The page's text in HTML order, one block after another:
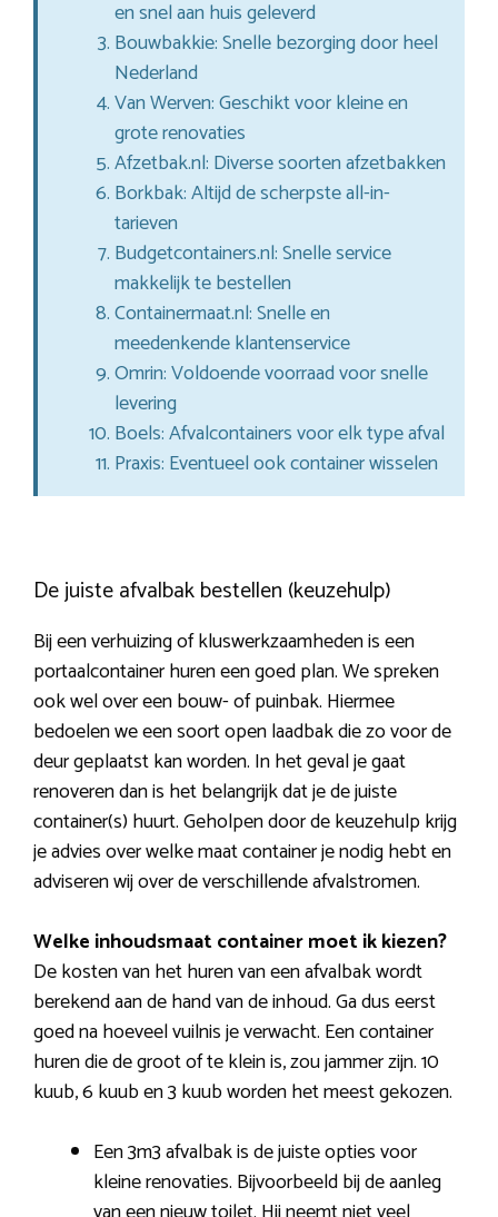
en snel aan huis geleverd
Bouwbakkie: Snelle bezorging door heel
Nederland
Van Werven: Geschikt voor kleine en
grote renovaties
Afzetbak.nl: Diverse soorten afzetbakken
Borkbak: Altijd de scherpste all-in-
tarieven
Budgetcontainers.nl: Snelle service
makkelijk te bestellen
Containermaat.nl: Snelle en
meedenkende klantenservice
Omrin: Voldoende voorraad voor snelle
levering
Boels: Afvalcontainers voor elk type afval
Praxis: Eventueel ook container wisselen
De juiste afvalbak bestellen (keuzehulp)
Bij een verhuizing of kluswerkzaamheden is een
portaalcontainer huren een goed plan. We spreken
ook wel over een bouw- of puinbak. Hiermee
bedoelen we een soort open laadbak die zo voor de
deur geplaatst kan worden. In het geval je gaat
renoveren dan is het belangrijk dat je de juiste
container(s) huurt. Geholpen door de keuzehulp krijg
je advies over welke maat container je nodig hebt en
adviseren wij over de verschillende afvalstromen.
Welke inhoudsmaat container moet ik kiezen?
De kosten van het huren van een afvalbak wordt
berekend aan de hand van de inhoud. Ga dus eerst
goed na hoeveel vuilnis je verwacht. Een container
huren die de groot of te klein is, zou jammer zijn. 10
kuub, 6 kuub en 3 kuub worden het meest gekozen.
Een 3m3 afvalbak is de juiste opties voor
kleine renovaties. Bijvoorbeeld bij de aanleg